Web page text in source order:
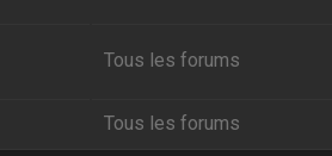
Tous les forums
Tous les forums